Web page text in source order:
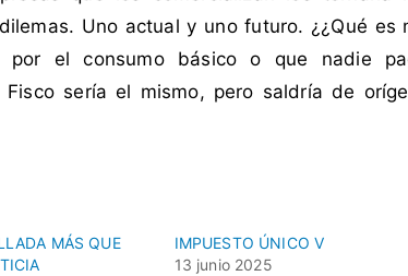
Uno actual y uno futuro. ¿¿Qué es
el consumo básico o que nadie
sería el mismo, pero saldría de
MÁS QUE
​IMPUESTO ÚNICO V
13 junio 2025